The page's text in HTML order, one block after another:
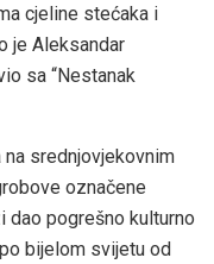
cjeline stećaka i
je Aleksandar
sa “Nestanak
srednjovjekovnim
označene
dao pogrešno kulturno
bijelom svijetu od